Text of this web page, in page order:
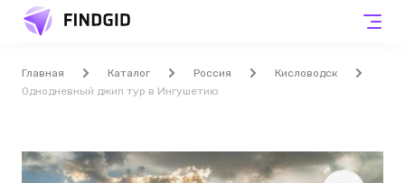
Главная Каталог Россия
Кисловодск
Однодневный джип тур в Ингушетию